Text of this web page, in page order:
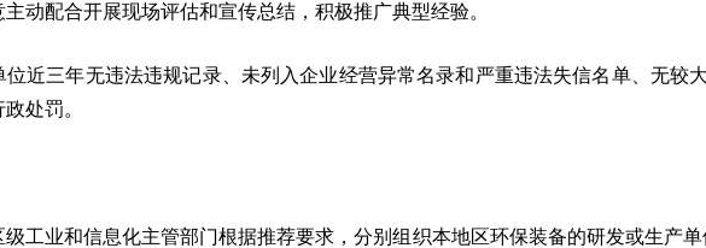
动配合开展现场评估和宣传总结，积极推广典型经验。
位近三年无违法违规记录、未列入企业经营异常名录和严重违法失信名单、无较
处罚。
级工业和信息化主管部门根据推荐要求，分别组织本地区环保装备的研发或生产